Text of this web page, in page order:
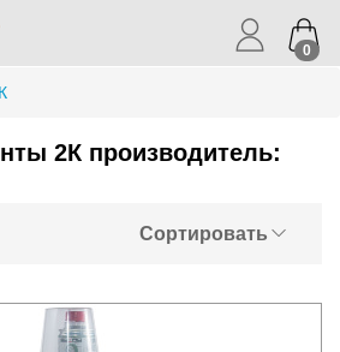
0
2К производитель:
Сортировать